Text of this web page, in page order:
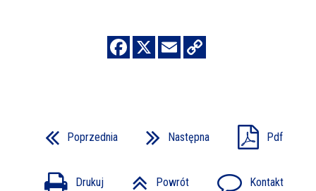
Poprzednia Następna Pdf
Drukuj Powrót Kontakt